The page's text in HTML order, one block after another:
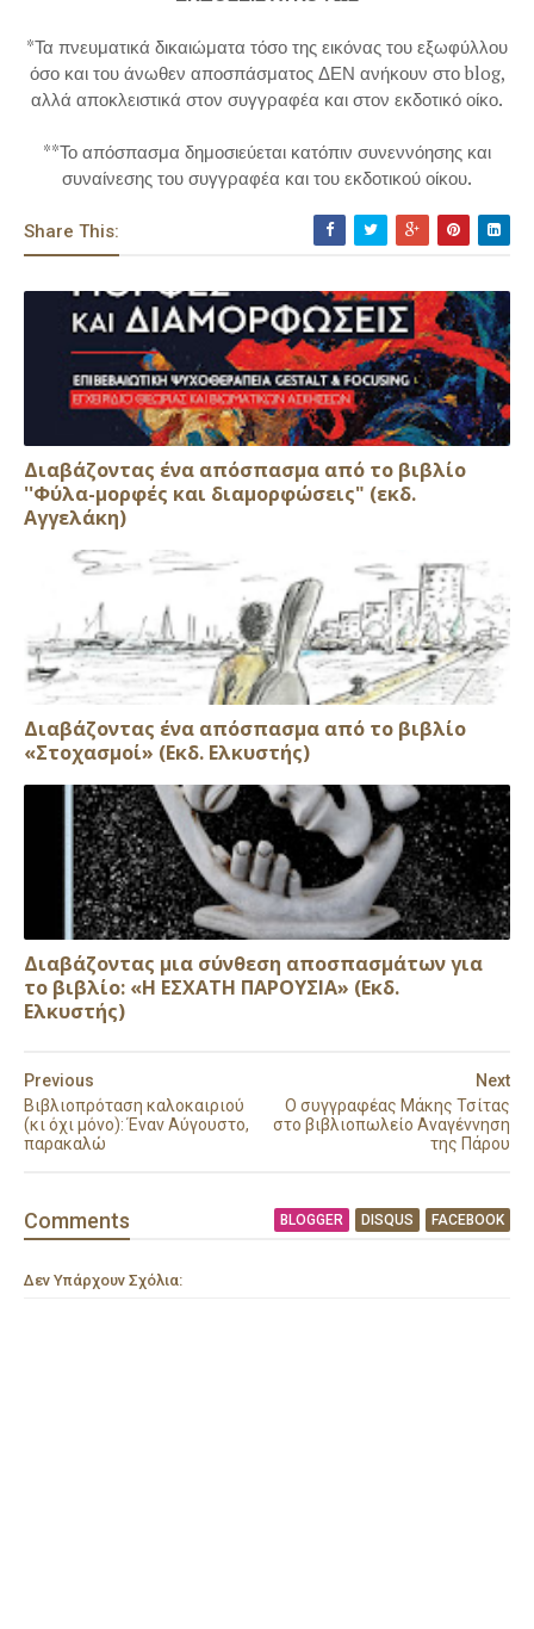
*Τα πνευματικά δικαιώματα τόσο της εικόνας του εξωφύλλου
όσο και του άνωθεν αποσπάσματος ΔΕΝ ανήκουν στο blog,
αλλά αποκλειστικά στον συγγραφέα και στον εκδοτικό οίκο.
**Το απόσπασμα δημοσιεύεται κατόπιν συνεννόησης και
συναίνεσης του συγγραφέα και του εκδοτικού οίκου.
Share This:
Διαβάζοντας ένα απόσπασμα από το βιβλίο
''Φύλα-μορφές και διαμορφώσεις" (εκδ.
Αγγελάκη)
Διαβάζοντας ένα απόσπασμα από το βιβλίο
«Στοχασμοί» (Εκδ. Ελκυστής)
Διαβάζοντας μια σύνθεση αποσπασμάτων για
το βιβλίο: «Η ΕΣΧΑΤΗ ΠΑΡΟΥΣΙΑ» (Εκδ.
Ελκυστής)
Next
Ο συγγραφέας Μάκης Τσίτας
στο βιβλιοπωλείο Αναγέννηση
της Πάρου
Previous
Βιβλιοπρόταση καλοκαιριού
(κι όχι μόνο): Έναν Αύγουστο,
παρακαλώ
Comments BLOGGER DISQUS FACEBOOK
Δεν Υπάρχουν Σχόλια: